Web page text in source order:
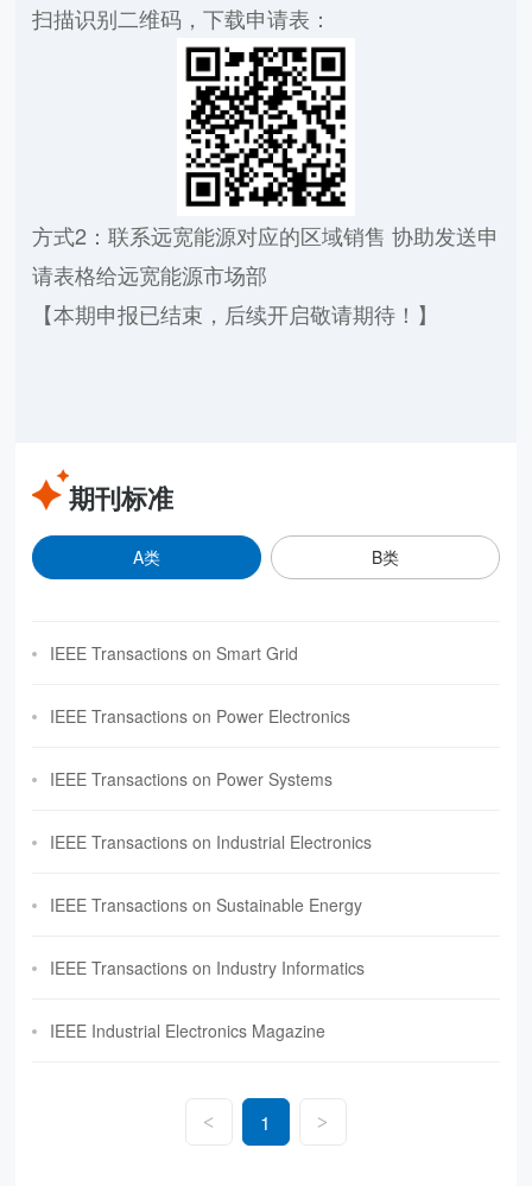
扫描识别二维码，下载申请表：
方式2：联系远宽能源对应的区域销售 协助发送申
请表格给远宽能源市场部
【本期申报已结束，后续开启敬请期待！】
期刊标准
A类 B类
IEEE Transactions on Smart Grid
IEEE Transactions on Power Electronics
IEEE Transactions on Power Systems
IEEE Transactions on Industrial Electronics
IEEE Transactions on Sustainable Energy
IEEE Transactions on Industry Informatics
IEEE Industrial Electronics Magazine
< 1 >